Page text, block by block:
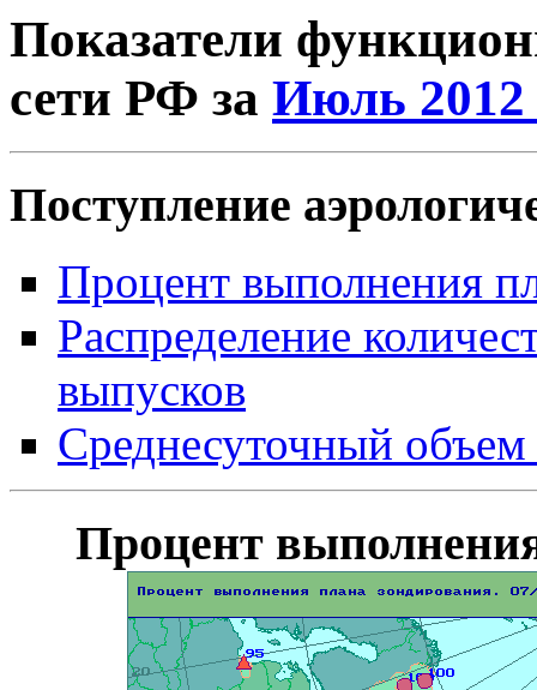
Показатели
сети РФ за Июль 2012
Поступление
Процент выполнения
Распределение
выпусков
Среднесуточный
Процент